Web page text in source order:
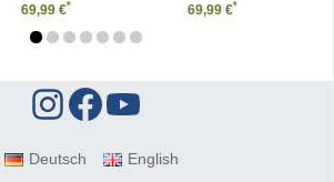
69,99 €*
69,99 €*
Deutsch English